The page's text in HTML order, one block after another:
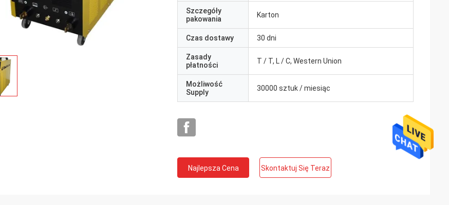
Szczegóły
pakowania
Karton
Czas dostawy 30 dni
Zasady
płatności
T / T, L / C, Western Union
Możliwość
Supply
30000 sztuk / miesiąc
Najlepsza Cena Skontaktuj Się Teraz